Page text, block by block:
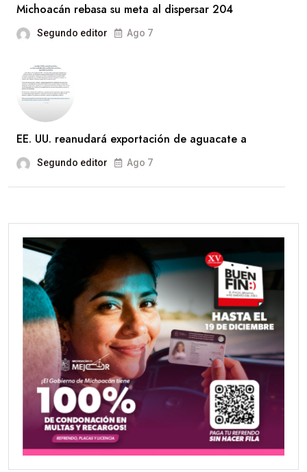
Michoacán rebasa su meta al dispersar 204
Segundo editor Ago 7
EE. UU. reanudará exportación de aguacate a
Segundo editor Ago 7